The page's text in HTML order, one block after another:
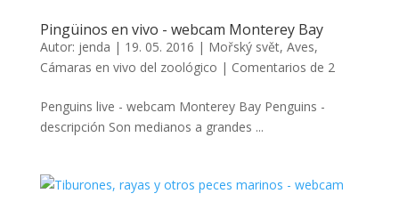
Pingüinos en vivo - webcam Monterey Bay
Autor: jenda | 19. 05. 2016 | Mořský svět, Aves,
Cámaras en vivo del zoológico | Comentarios de 2
Penguins live - webcam Monterey Bay Penguins -
descripción Son medianos a grandes ...